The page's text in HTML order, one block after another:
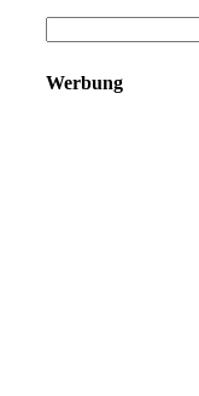
Werbung